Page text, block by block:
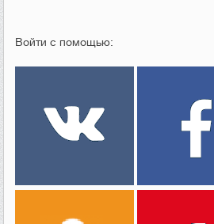
Войти с помощью: